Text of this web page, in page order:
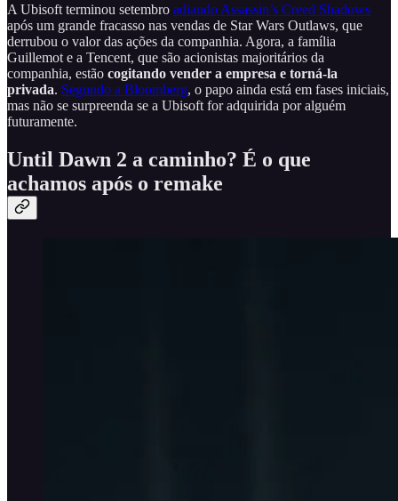
A Ubisoft terminou setembro adiando Assassin’s Creed Shadows
após um grande fracasso nas vendas de Star Wars Outlaws, que
derrubou o valor das ações da companhia. Agora, a família
Guillemot e a Tencent, que são acionistas majoritários da
companhia, estão cogitando vender a empresa e torná-la
privada. Segundo a Bloomberg, o papo ainda está em fases iniciais,
mas não se surpreenda se a Ubisoft for adquirida por alguém
futuramente.
Until Dawn 2 a caminho? É o que
achamos após o remake